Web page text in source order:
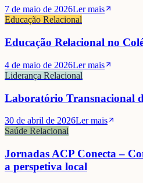
7 de maio de 2026Ler mais
Educação Relacional
Educação Relacional no
4 de maio de 2026Ler mais
Liderança Relacional
Laboratório Transnacional
30 de abril de 2026Ler mais
Saúde Relacional
Jornadas ACP Conecta –
a perspetiva local